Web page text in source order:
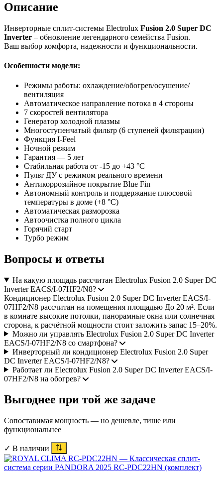
Описание
Инверторные сплит-системы Electrolux Fusion 2.0 Super DC
Inverter – обновление легендарного семейства Fusion.
Ваш выбор комфорта, надежности и функциональности.
Особенности модели:
Режимы работы: охлаждение/обогрев/осушение/
вентиляция
Автоматическое направление потока в 4 стороны
7 скоростей вентилятора
Генератор холодной плазмы
Многоступенчатый фильтр (6 ступеней фильтрации)
Функция I-Feel
Ночной режим
Гарантия — 5 лет
Стабильная работа от -15 до +43 °C
Пульт ДУ с режимом реального времени
Антикоррозийное покрытие Blue Fin
Автономный контроль и поддержание плюсовой
температуры в доме (+8 °C)
Автоматическая разморозка
Автоочистка полного цикла
Горячий старт
Турбо режим
Вопросы и ответы
На какую площадь рассчитан Electrolux Fusion 2.0 Super DC
Inverter EACS/I-07HF2/N8?
Кондиционер Electrolux Fusion 2.0 Super DC Inverter EACS/I-
07HF2/N8 рассчитан на помещения площадью До 20 м². Если
в комнате высокие потолки, панорамные окна или солнечная
сторона, к расчётной мощности стоит заложить запас 15–20%.
Можно ли управлять Electrolux Fusion 2.0 Super DC Inverter
EACS/I-07HF2/N8 со смартфона?
Инверторный ли кондиционер Electrolux Fusion 2.0 Super
DC Inverter EACS/I-07HF2/N8?
Работает ли Electrolux Fusion 2.0 Super DC Inverter EACS/I-
07HF2/N8 на обогрев?
Выгоднее при той же задаче
Сопоставимая мощность — но дешевле, тише или
функциональнее
✓ В наличии